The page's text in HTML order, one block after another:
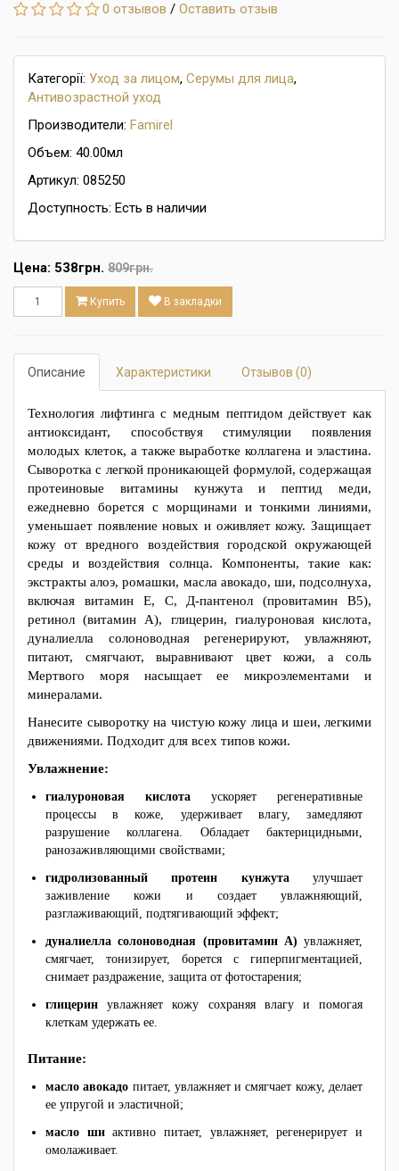
0 отзывов / Оставить отзыв
Категорії: Уход за лицом, Серумы для лица,
Антивозрастной уход
Производители: Famirel
Объем: 40.00мл
Артикул: 085250
Доступность: Есть в наличии
Цена: 538грн. 809грн.
Купить В закладки
Описание Характеристики Отзывов (0)
Технология лифтинга с медным пептидом действует как
антиоксидант, способствуя стимуляции появления
молодых клеток, а также выработке коллагена и эластина.
Сыворотка с легкой проникающей формулой, содержащая
протеиновые витамины кунжута и пептид меди,
ежедневно борется с морщинами и тонкими линиями,
уменьшает появление новых и оживляет кожу. Защищает
кожу от вредного воздействия городской окружающей
среды и воздействия солнца. Компоненты, такие как:
экстракты алоэ, ромашки, масла авокадо, ши, подсолнуха,
включая витамин Е, С, Д-пантенол (провитамин В5),
ретинол (витамин А), глицерин, гиалуроновая кислота,
дуналиелла солоноводная регенерируют, увлажняют,
питают, смягчают, выравнивают цвет кожи, а соль
Мертвого моря насыщает ее микроэлементами и
минералами.
Нанесите сыворотку на чистую кожу лица и шеи, легкими
движениями. Подходит для всех типов кожи.
Увлажнение:
гиалуроновая кислота ускоряет регенеративные
процессы в коже, удерживает влагу, замедляют
разрушение коллагена. Обладает бактерицидными,
ранозаживляющими свойствами;
гидролизованный протеин кунжутаулучшает
заживление кожи и создает увлажняющий,
разглаживающий, подтягивающий эффект;
дуналиелла солоноводная (провитамин А) увлажняет,
смягчает, тонизирует, борется с гиперпигментацией,
снимает раздражение, защита от фотостарения;
глицерин увлажняет кожу сохраняя влагу и помогая
клеткам удержать ее.
Питание:
масло авокадо питает, увлажняет и смягчает кожу, делает
ее упругой и эластичной;
масло шиактивно питает, увлажняет, регенерирует и
омолаживает.